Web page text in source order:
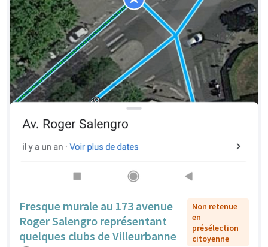
Fresque murale au 173 avenue
Roger Salengro représentant
quelques clubs de Villeurbanne
Non retenue
en
présélection
citoyenne